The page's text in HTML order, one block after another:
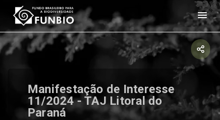
Manifestação de Interesse
11/2024 - TAJ Litoral do
Paraná